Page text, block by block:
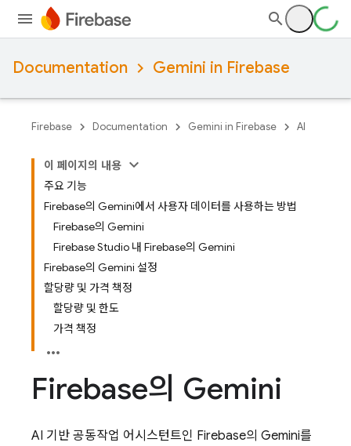
Documentation Gemini in Firebase
Firebase Documentation Gemini in Firebase AI
이 페이지의 내용
주요 기능
Firebase의 Gemini에서 사용자 데이터를 사용하는 방법
Firebase의 Gemini
Firebase Studio 내 Firebase의 Gemini
Firebase의 Gemini 설정
할당량 및 가격 책정
할당량 및 한도
가격 책정
Firebase의 Gemini
AI 기반 공동작업 어시스턴트인 Firebase의 Gemini를